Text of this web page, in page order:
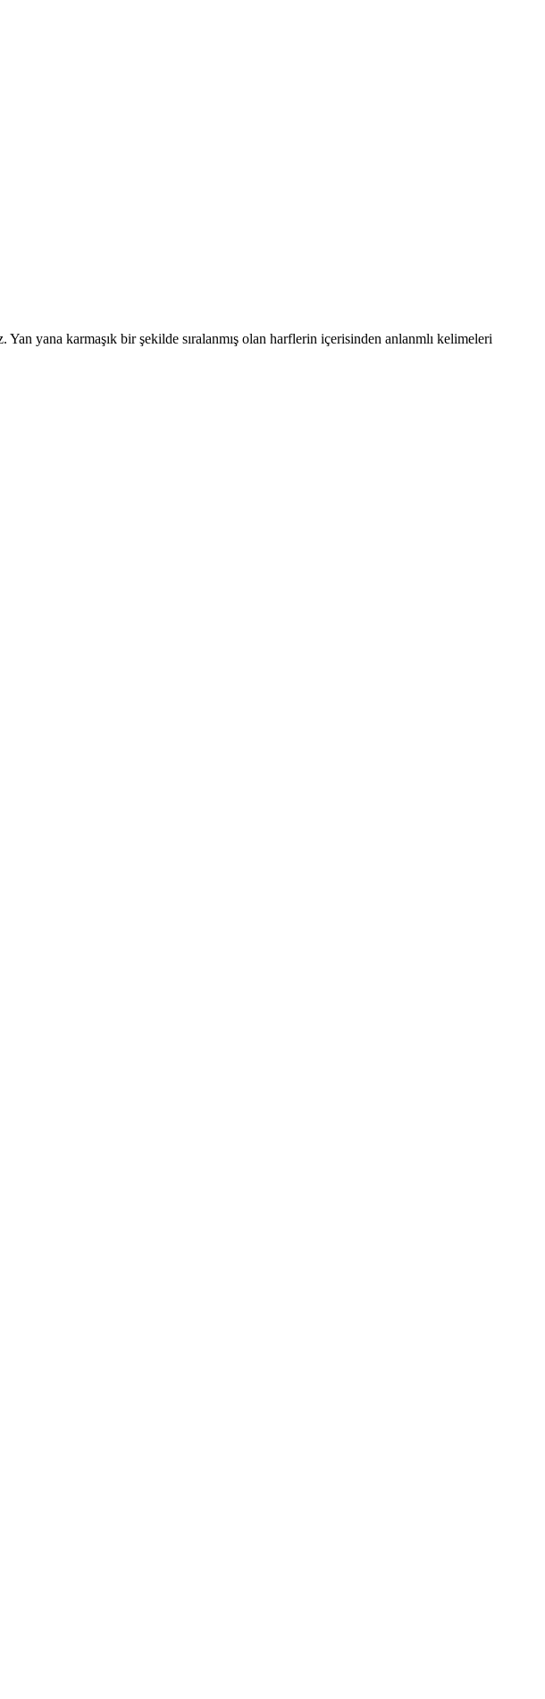
yana karmaşık bir şekilde sıralanmış olan harflerin içerisinden anlanmlı kelimeleri